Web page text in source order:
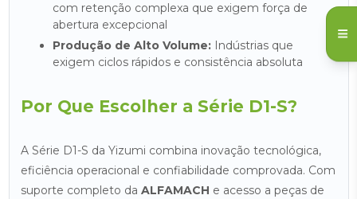
com retenção complexa que exigem força de
abertura excepcional
Produção de Alto Volume:Indústrias que
exigem ciclos rápidos e consistência absoluta
Por Que Escolher a Série D1-S?
A Série D1-S da Yizumi combina inovação tecnológica,
eficiência operacional e confiabilidade comprovada. Com
suporte completo da ALFAMACH e acesso a peças de